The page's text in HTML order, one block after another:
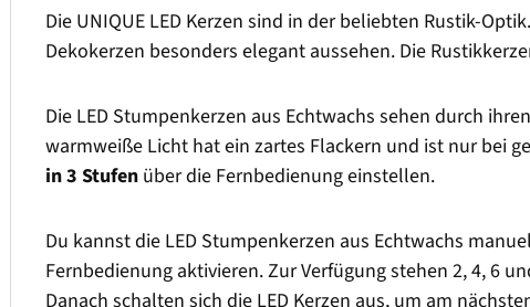
Die UNIQUE LED Kerzen sind in der beliebten Rustik-
Dekokerzen besonders elegant aussehen. Die
Die LED Stumpenkerzen aus Echtwachs sehen durch
warmweiße Licht hat ein zartes Flackern und ist nur bei
in 3 Stufen über die Fernbedienung einstellen.
Du kannst die LED Stumpenkerzen aus Echtwachs
Fernbedienung aktivieren. Zur Verfügung stehen 2, 4, 6
Danach schalten sich die LED Kerzen aus, um am